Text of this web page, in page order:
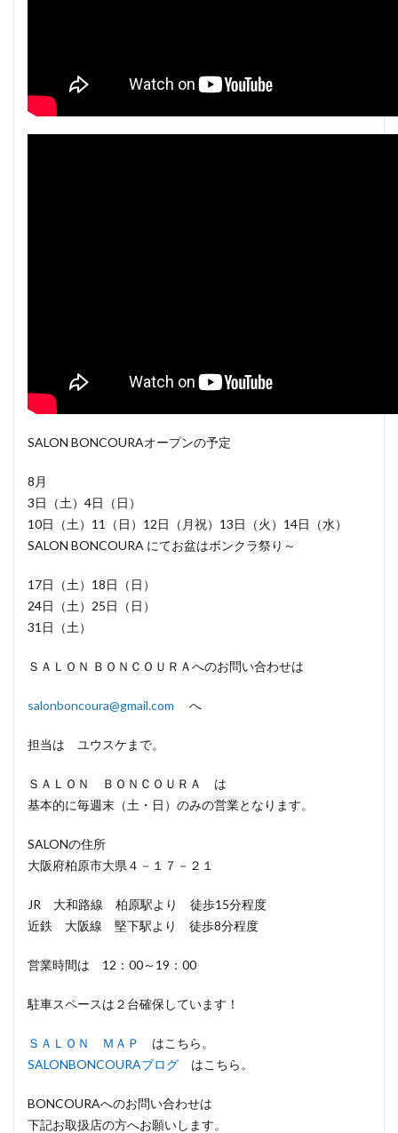
SALON BONCOURAオープンの予定
8月
3日（土）4日（日）
10日（土）11（日）12日（月祝）13日（火）14日（水）
SALON BONCOURA にてお盆はボンクラ祭り～
17日（土）18日（日）
24日（土）25日（日）
31日（土）
ＳＡＬＯＮ ＢＯＮＣＯＵＲＡへのお問い合わせは
salonboncoura@gmail.com へ
担当は ユウスケまで。
ＳＡＬＯＮ ＢＯＮＣＯＵＲＡ は
基本的に毎週末（土・日）のみの営業となります。
SALONの住所
大阪府柏原市大県４－１７－２１
JR 大和路線 柏原駅より 徒歩15分程度
近鉄 大阪線 堅下駅より 徒歩8分程度
営業時間は 12：00～19：00
駐車スペースは２台確保しています！
ＳＡＬＯＮ ＭＡＰ
はこちら。
SALONBONCOURAブログ はこちら。
BONCOURAへのお問い合わせは
下記お取扱店の方へお願いします。